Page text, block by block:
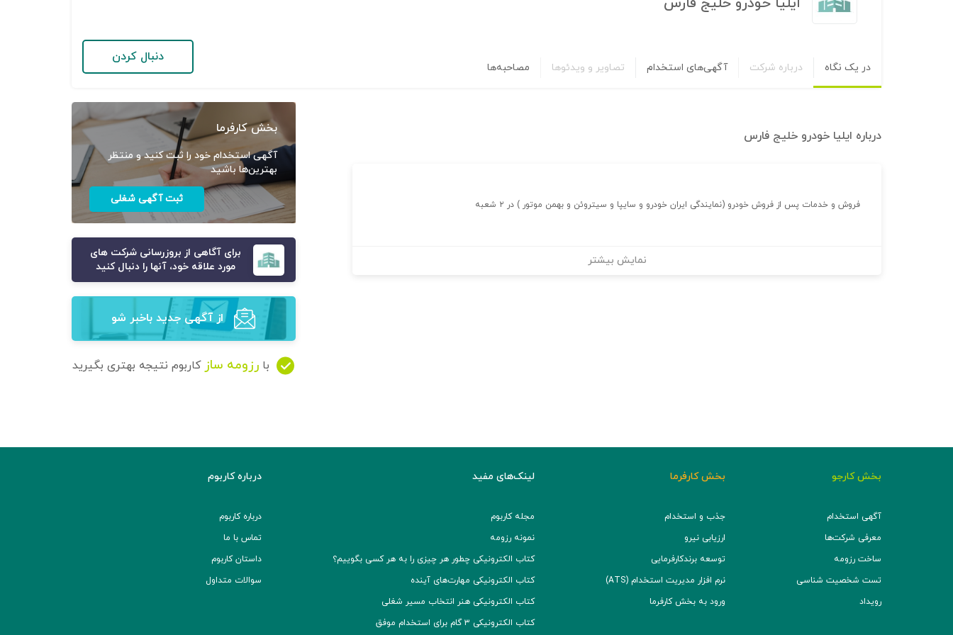
در یک نگاه درباره شرکت آگهی‌های استخدام تصاویر و ویدئوها مصاحبه‌ها
دنبال کردن
درباره ایلیا خودرو خلیج فارس
فروش و خدمات پس از فروش خودرو (نمایندگی ایران خودرو و سایپا و سیتروئن و بهمن موتور ) در ۲ شعبه
نمایش بیشتر
بخش کارفرما
آگهی استخدام خود را ثبت کنید و منتظر
بهترین‌ها باشید
ثبت آگهی شغلی
برای آگاهی از بروزرسانی شرکت های
مورد علاقه خود، آنها را دنبال کنید
از آگهی‌ جدید باخبر شو
با رزومه ساز کاربوم نتیجه بهتری بگیرید
بخش کارجو
آگهی استخدام
معرفی شرکت‌ها
ساخت رزومه
تست شخصیت شناسی
رویداد
بخش کارفرما
جذب و استخدام
ارزیابی نیرو
توسعه برند‌کارفرمایی
نرم افزار مدیریت استخدام (ATS)
ورود به بخش کارفرما
لینک‌های مفید
مجله کاربوم
نمونه رزومه
کتاب الکترونیکی چطور هر چیزی را به هر کسی بگوییم؟
کتاب الکترونیکی مهارت‌های آینده
کتاب الکترونیکی هنر انتخاب مسیر شغلی
کتاب الکترونیکی ۳ گام برای استخدام موفق
درباره کاربوم
درباره کاربوم
تماس با ما
داستان کاربوم
سوالات متداول